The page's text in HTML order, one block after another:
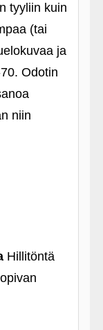
tyyliin kuin
(tai
ja
Odotin
niin
Hillitöntä